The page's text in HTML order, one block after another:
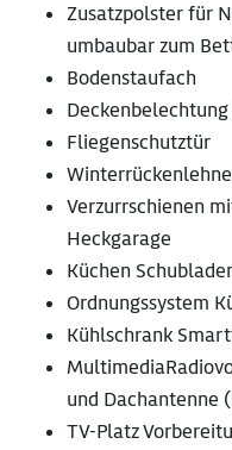
Zusatzpolster für
umbaubar zum
Bodenstaufach
Fliegenschutztür
Verzurrschienen
Heckgarage
Küchen
Ordnungssystem
Kühlschrank
und Dachantenne
TV-Platz